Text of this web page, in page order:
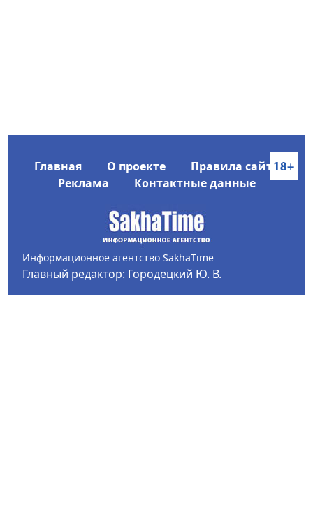
Главная О проекте
Правила сайта
Реклама
Контактные данные
Информационное агентство SakhaTime
Главный редактор: Городецкий Ю. В.